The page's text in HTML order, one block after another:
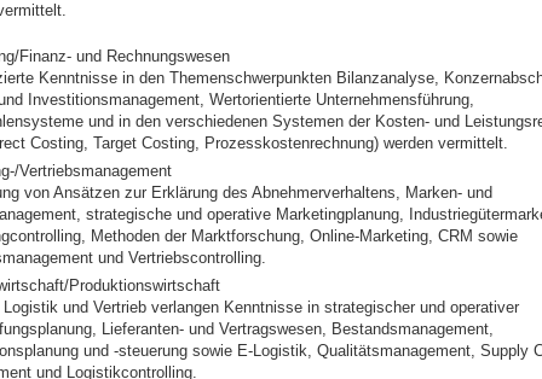
Finanz- und Rechnungswesen
Kenntnisse in den Themenschwerpunkten Bilanzanalyse,
Investitionsmanagement, Wertorientierte Unternehmensführung,
und in den verschiedenen Systemen der Kosten- und
Costing, Target Costing, Prozesskostenrechnung) werden vermittelt.
Vertriebsmanagement
von Ansätzen zur Erklärung des Abnehmerverhaltens, Marken- und
strategische und operative Marketingplanung,
Methoden der Marktforschung, Online-Marketing, CRM sowie
und Vertriebscontrolling.
Produktionswirtschaft
und Vertrieb verlangen Kenntnisse in strategischer und operativer
Lieferanten- und Vertragswesen, Bestandsmanagement,
und -steuerung sowie E-Logistik, Qualitätsmanagement, Supply
und Logistikcontrolling.